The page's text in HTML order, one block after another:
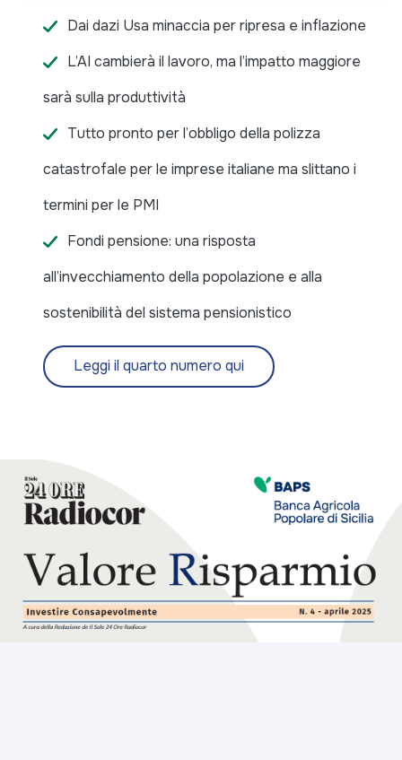
Dai dazi Usa minaccia per ripresa e inflazione
L’AI cambierà il lavoro, ma l’impatto maggiore
sarà sulla produttività
Tutto pronto per l’obbligo della polizza
catastrofale per le imprese italiane ma slittano i
termini per le PMI
Fondi pensione: una risposta
all’invecchiamento della popolazione e alla
sostenibilità del sistema pensionistico
Leggi il quarto numero qui